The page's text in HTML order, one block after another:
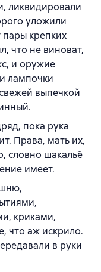
ликвидировали
уложили
крепких
что не виноват,
и оружие
лампочки
выпечкой
пока рука
Права, мать их,
словно шакальё
имеет.
криками,
что аж искрило.
в руки